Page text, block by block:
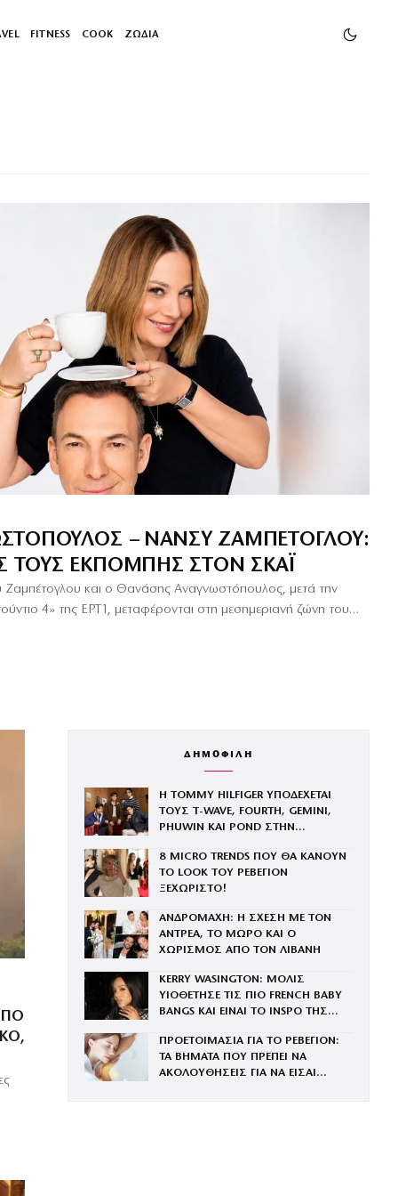
FITNESS COOK ΖΩΔΙΑ
– ΝΆΝΣΥ ΖΑΜΠΈΤΟΓΛΟΥ:
ΤΟΥΣ ΕΚΠΟΜΠΉΣ ΣΤΟΝ ΣΚΑΪ
και ο Θανάσης Αναγνωστόπουλος, μετά την
4» της ΕΡΤ1, μεταφέρονται στη μεσημεριανή ζώνη του…
ΔΗΜΟΦΙΛΗ
Η TOMMY HILFIGER ΥΠΟΔΕΧΕΤΑΙ
ΤΟΥΣ Τ-WAVE, FOURTH, GEMINI,
PHUWIN ΚΑΙ POND ΣΤΗΝ
8 MICRO TRENDS ΠΟΥ ΘΑ ΚΑΝΟΥΝ
ΤΟ LOOK ΤΟΥ ΡΕΒΕΓΙΟΝ
ΞΕΧΩΡΙΣΤΟ!
ΑΝΔΡΟΜΑΧΗ: Η ΣΧΕΣΗ ΜΕ ΤΟΝ
ΑΝΤΡΕΑ, ΤΟ ΜΩΡΟ ΚΑΙ Ο
ΧΩΡΙΣΜΟΣ ΑΠΟ ΤΟΝ ΛΙΒΑΝΗ
KERRY WASINGTON: ΜΟΛΙΣ
ΥΙΟΘΕΤΗΣΕ ΤΙΣ ΠΙΟ FRENCH BABY
BANGS ΚΑΙ ΕΙΝΑΙ ΤΟ INSPO ΤΗΣ
ΠΡΟΕΤΟΙΜΑΣΙΑ ΓΙΑ ΤΟ ΡΕΒΕΓΙΟΝ:
ΤΑ ΒΗΜΑΤΑ ΠΟΥ ΠΡΕΠΕΙ ΝΑ
ΑΚΟΛΟΥΘΗΣΕΙΣ ΓΙΑ ΝΑ ΕΙΣΑΙ